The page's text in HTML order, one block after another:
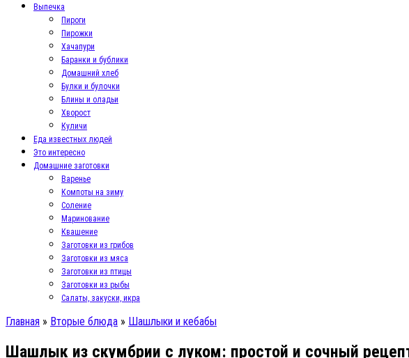
Выпечка
Пироги
Пирожки
Хачапури
Баранки и бублики
Домашний хлеб
Булки и булочки
Блины и оладьи
Хворост
Куличи
Еда известных людей
Это интересно
Домашние заготовки
Варенье
Компоты на зиму
Соление
Маринование
Квашение
Заготовки из грибов
Заготовки из мяса
Заготовки из птицы
Заготовки из рыбы
Салаты, закуски, икра
Главная » Вторые блюда » Шашлыки и кебабы
Шашлык из скумбрии с луком: простой и сочный